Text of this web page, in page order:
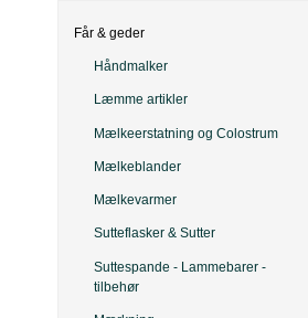
Får & geder
Håndmalker
Læmme artikler
Mælkeerstatning og Colostrum
Mælkeblander
Mælkevarmer
Sutteflasker & Sutter
Suttespande - Lammebarer -
tilbehør